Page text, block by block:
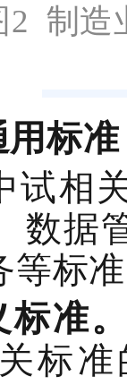
2 制造
用标准
试相
数据
等标
标准
标